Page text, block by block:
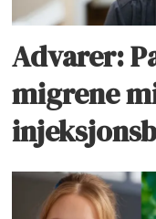
Advarer:
migrene